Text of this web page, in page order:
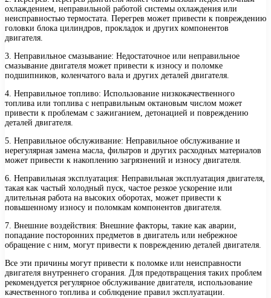
охлаждением, неправильной работой системы охлаждения или
неисправностью термостата. Перегрев может привести к повреждению
головки блока цилиндров, прокладок и других компонентов
двигателя.
3. Неправильное смазывание: Недостаточное или неправильное
смазывание двигателя может привести к износу и поломке
подшипников, коленчатого вала и других деталей двигателя.
4. Неправильное топливо: Использование низкокачественного
топлива или топлива с неправильным октановым числом может
привести к проблемам с зажиганием, детонацией и повреждению
деталей двигателя.
5. Неправильное обслуживание: Неправильное обслуживание и
нерегулярная замена масла, фильтров и других расходных материалов
может привести к накоплению загрязнений и износу двигателя.
6. Неправильная эксплуатация: Неправильная эксплуатация двигателя,
такая как частый холодный пуск, частое резкое ускорение или
длительная работа на высоких оборотах, может привести к
повышенному износу и поломкам компонентов двигателя.
7. Внешние воздействия: Внешние факторы, такие как аварии,
попадание посторонних предметов в двигатель или небрежное
обращение с ним, могут привести к повреждению деталей двигателя.
Все эти причины могут привести к поломке или неисправности
двигателя внутреннего сгорания. Для предотвращения таких проблем
рекомендуется регулярное обслуживание двигателя, использование
качественного топлива и соблюдение правил эксплуатации.